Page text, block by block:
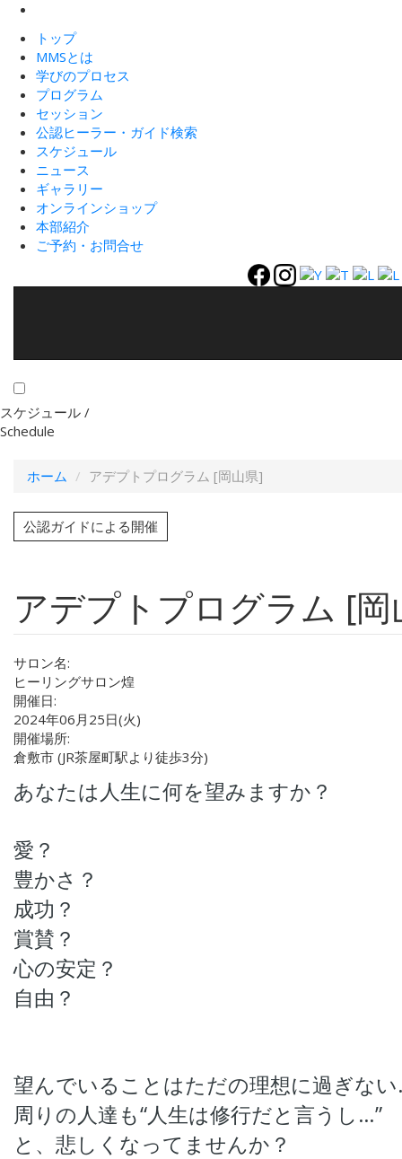
トップ
MMSとは
学びのプロセス
プログラム
セッション
公認ヒーラー・ガイド検索
スケジュール
ニュース
ギャラリー
オンラインショップ
本部紹介
ご予約・お問合せ
スケジュール /
Schedule
ホーム アデプトプログラム [岡山県]
公認ガイドによる開催
アデプトプログラム [岡
サロン名:
ヒーリングサロン煌
開催日:
2024年06月25日(火)
開催場所:
倉敷市 (JR茶屋町駅より徒歩3分)
あなたは人生に何を望みますか？
愛？
豊かさ？
成功？
賞賛？
心の安定？
自由？
望んでいることはただの理想に過ぎない
周りの人達も“人生は修行だと言うし…”
と、悲しくなってませんか？